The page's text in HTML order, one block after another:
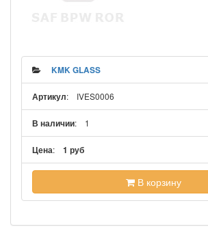
KMK GLASS
Артикул: IVES0006
В наличии: 1
Цена: 1 руб
В корзину